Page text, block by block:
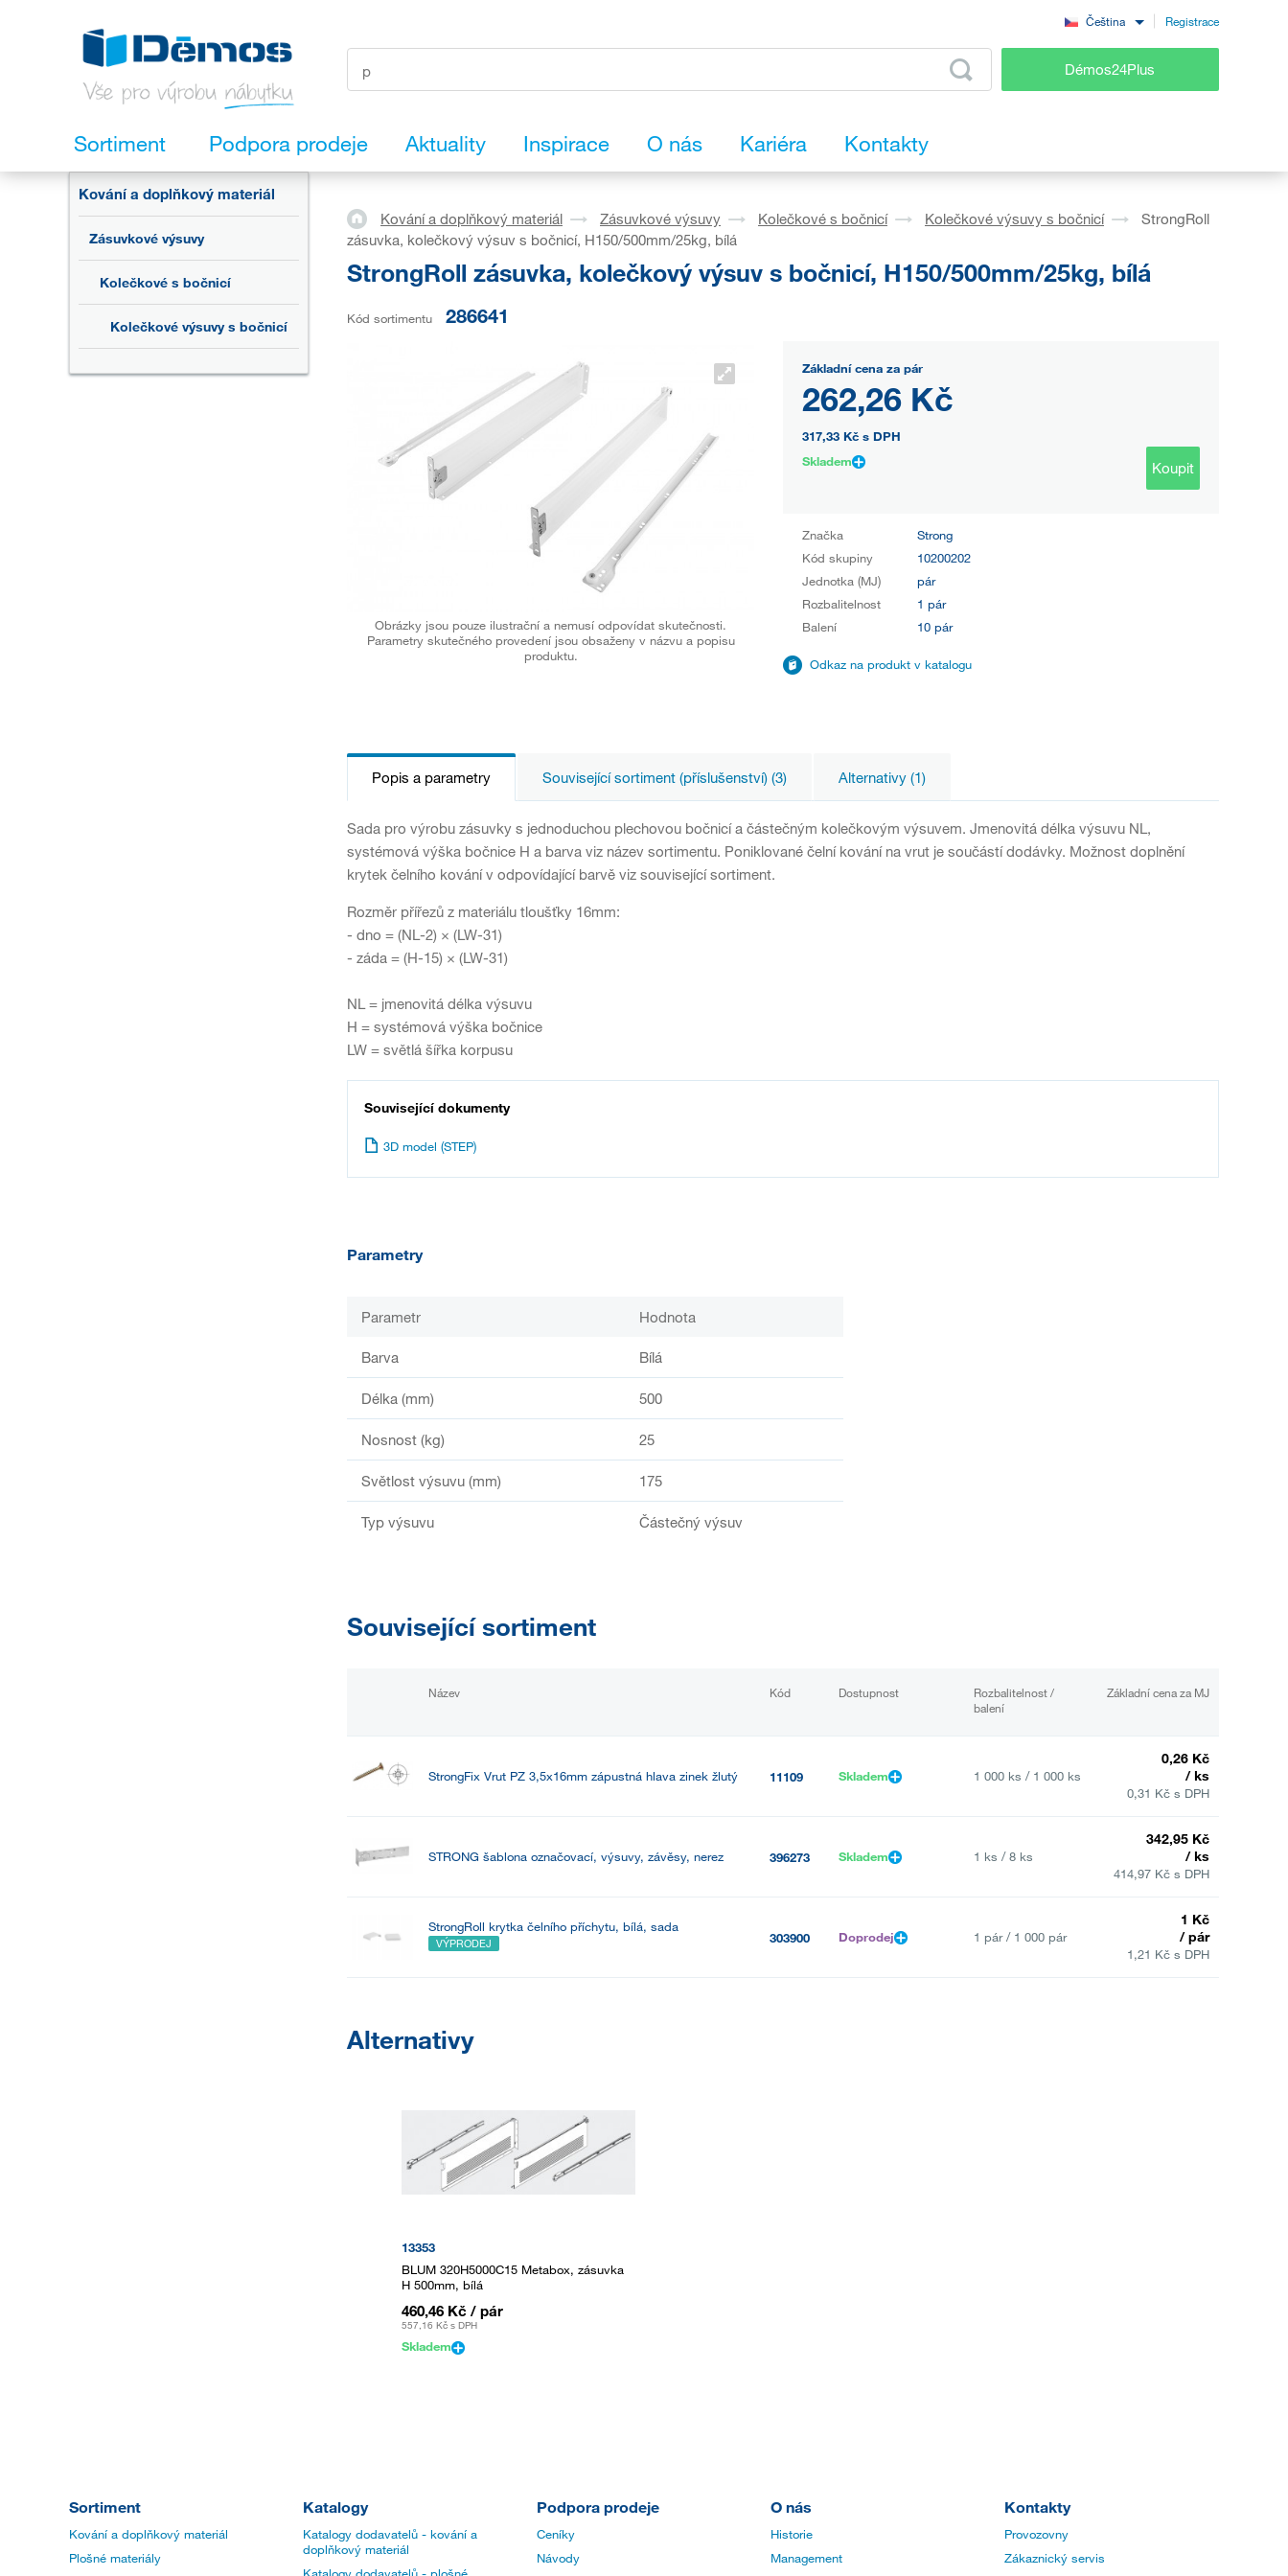
Čeština Registrace
Démos24Plus
Sortiment Podpora prodeje Aktuality Inspirace O nás Kariéra Kontakty
Kování a doplňkový materiál
Zásuvkové výsuvy
Kolečkové s bočnicí
Kolečkové výsuvy s bočnicí
Kování a doplňkový materiál Zásuvkové výsuvy Kolečkové s bočnicí Kolečkové výsuvy s bočnicí
StrongRoll
zásuvka, kolečkový výsuv s bočnicí, H150/500mm/25kg, bílá
StrongRoll zásuvka, kolečkový výsuv s bočnicí, H150/500mm/25kg, bílá
Kód sortimentu 286641
Obrázky jsou pouze ilustrační a nemusí odpovídat skutečnosti.
Parametry skutečného provedení jsou obsaženy v názvu a popisu
produktu.
Základní cena za pár
262,26 Kč
317,33 Kč s DPH
Skladem
Koupit
Značka
Strong
Kód skupiny
10200202
Jednotka (MJ)
pár
Rozbalitelnost
1 pár
Balení
10 pár
Odkaz na produkt v katalogu
Popis a parametry Související sortiment (příslušenství) (3) Alternativy (1)
Sada pro výrobu zásuvky s jednoduchou plechovou bočnicí a částečným kolečkovým výsuvem. Jmenovitá délka výsuvu NL,
systémová výška bočnice H a barva viz název sortimentu. Poniklované čelní kování na vrut je součástí dodávky. Možnost doplnění
krytek čelního kování v odpovídající barvě viz související sortiment.
Rozměr přířezů z materiálu tloušťky 16mm:
- dno = (NL-2) × (LW-31)
- záda = (H-15) × (LW-31)
NL = jmenovitá délka výsuvu
H = systémová výška bočnice
LW = světlá šířka korpusu
Související dokumenty
3D model (STEP)
Parametry
Parametr Hodnota
Barva Bílá
Délka (mm) 500
Nosnost (kg) 25
Světlost výsuvu (mm) 175
Typ výsuvu Částečný výsuv
Související sortiment
Název Kód Dostupnost
Rozbalitelnost /
balení
Základní cena za MJ
StrongFix Vrut PZ 3,5x16mm zápustná hlava zinek žlutý 11109 Skladem 1 000 ks / 1 000 ks
0,26 Kč
/ ks
0,31 Kč s DPH
STRONG šablona označovací, výsuvy, závěsy, nerez 396273 Skladem 1 ks / 8 ks
342,95 Kč
/ ks
414,97 Kč s DPH
StrongRoll krytka čelního příchytu, bílá, sada
VÝPRODEJ 303900 Doprodej 1 pár / 1 000 pár
1 Kč
/ pár
1,21 Kč s DPH
Alternativy
13353
BLUM 320H5000C15 Metabox, zásuvka
H 500mm, bílá
460,46 Kč / pár
557,16 Kč s DPH
Skladem
Sortiment
Kování a doplňkový materiál
Plošné materiály
Katalogy
Katalogy dodavatelů - kování a
doplňkový materiál
Podpora prodeje
Ceníky
Návody
O nás
Historie
Management
Kontakty
Provozovny
Zákaznický servis